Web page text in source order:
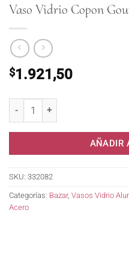
Vaso Vidrio Copon
$1.921,50
AÑADIR
SKU: 332082
Categorías: Bazar, Vasos Vidrio
Acero